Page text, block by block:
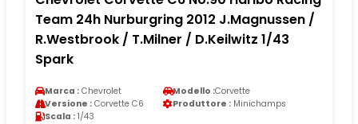
Team 24h Nurburgring 2012 J.Magnussen /
R.Westbrook / T.Milner / D.Keilwitz 1/43
Spark
Marca : Chevrolet Modello :Corvette
Versione : Corvette C6 Produttore : Minichamps
Scala : 1/43